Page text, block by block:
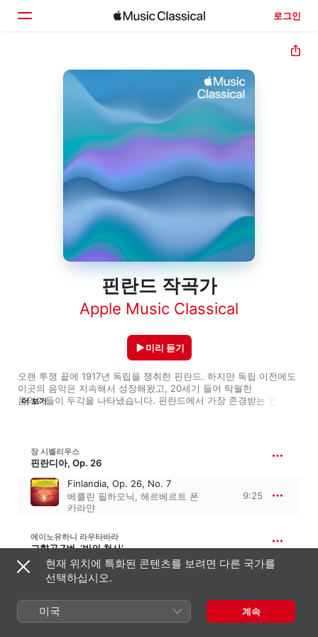
로그인
둘러보기
핀란드 작곡가
Apple Music Classical
오랜 투쟁 끝에 1917년 독립을 쟁취한 핀란드. 하지만 독립 이전에도
이곳의 음악은 지속해서 성장해왔고, 20세기 들어 탁월한
음악가들이 두각을 나타냈습니다. 핀란드에서 가장 존경받는 인물 중
더 보기
미리 듣기
장 시벨리우스
핀란디아, Op. 26
Finlandia, Op. 26, No. 7
베를린 필하모닉, 헤르베르트 폰
카라얀
9:25
에이노유하니 라우타바라
교향곡 7번, ‘빛의 천사’
III. Come un Sogno
헬싱키 필하모니 관현악단
FREDRIK PACIUS
현재 위치에 특화된 콘텐츠를 보려면 다른 국가를
선택하십시오.
미국 계속